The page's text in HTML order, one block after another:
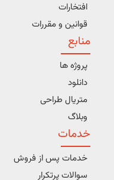
افتخارات
قوانین و مقررات
منابع
پروژه ها
دانلود
متریال طراحی
وبلاگ
خدمات
خدمات پس از فروش
سوالات پرتکرار